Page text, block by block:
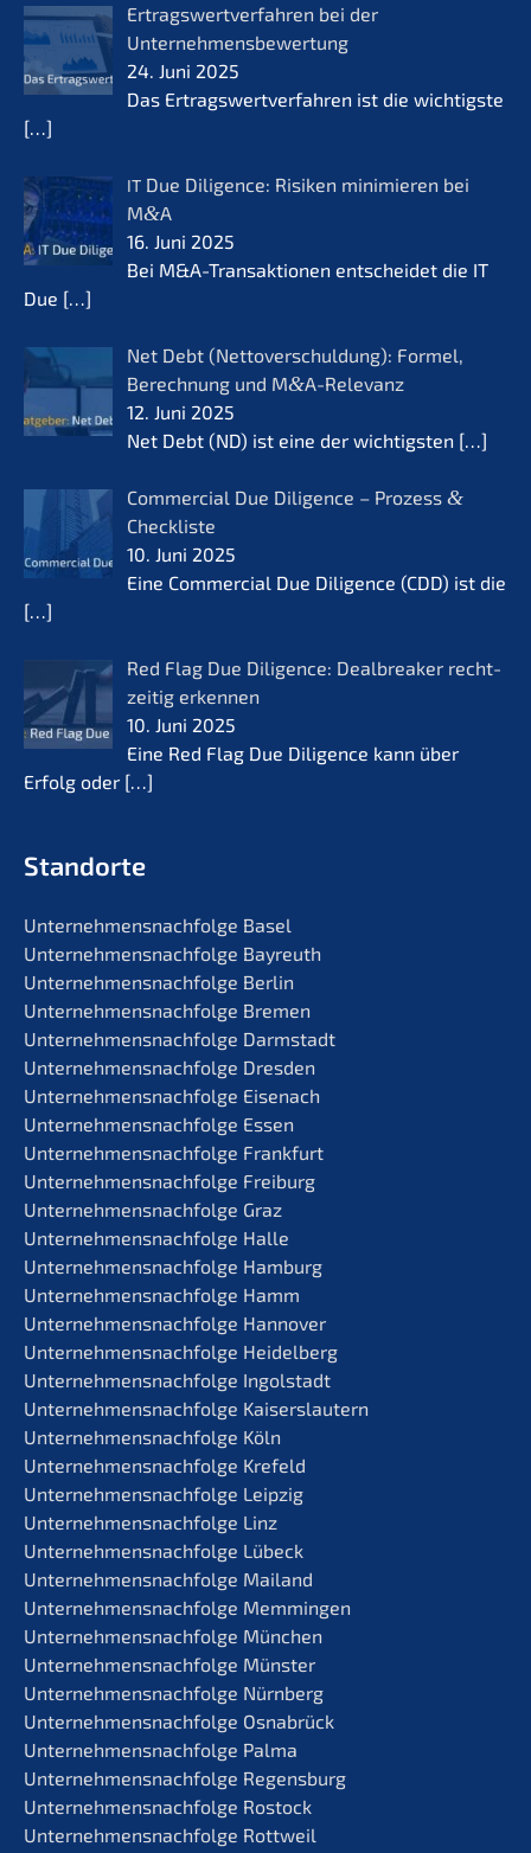
Ertrags­wert­ver­fah­ren bei der
Unternehmensbewertung
24. Juni 2025
Das Ertrags­wert­ver­fah­ren ist die wichtigs­te
[…]
IT Due Diligence: Risiken minimie­ren bei
M&A
16. Juni 2025
Bei M&A-Transaktionen entschei­det die IT
Due […]
Net Debt (Netto­ver­schul­dung): Formel,
Berech­nung und M&A-Relevanz
12. Juni 2025
Net Debt (ND) ist eine der wichtigs­ten […]
Commer­cial Due Diligence – Prozess &
Checkliste
10. Juni 2025
Eine Commer­cial Due Diligence (CDD) ist die
[…]
Red Flag Due Diligence: Dealb­rea­k­er recht­
zei­tig erkennen
10. Juni 2025
Eine Red Flag Due Diligence kann über
Erfolg oder […]
Standorte
Unternehmens­nachfolge Basel
Unternehmens­nachfolge Bayreuth
Unternehmens­nachfolge Berlin
Unternehmens­nachfolge Bremen
Unternehmens­nachfolge Darmstadt
Unternehmens­nachfolge Dresden
Unternehmens­nachfolge Eisenach
Unternehmens­nachfolge Essen
Unternehmens­nachfolge Frankfurt
Unternehmens­nachfolge Freiburg
Unternehmens­nachfolge Graz
Unternehmens­nachfolge Halle
Unternehmens­nachfolge Hamburg
Unternehmens­nachfolge Hamm
Unternehmens­nachfolge Hannover
Unternehmens­nachfolge Heidelberg
Unternehmens­nachfolge Ingolstadt
Unternehmens­nachfolge Kaiserslautern
Unternehmens­nachfolge Köln
Unternehmens­nachfolge Krefeld
Unternehmens­nachfolge Leipzig
Unternehmens­nachfolge Linz
Unternehmens­nachfolge Lübeck
Unternehmens­nachfolge Mailand
Unternehmens­nachfolge Memmingen
Unternehmens­nachfolge München
Unternehmens­nachfolge Münster
Unternehmens­nachfolge Nürnberg
Unternehmens­nachfolge Osnabrück
Unternehmens­nachfolge Palma
Unternehmens­nachfolge Regensburg
Unternehmens­nachfolge Rostock
Unternehmens­nachfolge Rottweil